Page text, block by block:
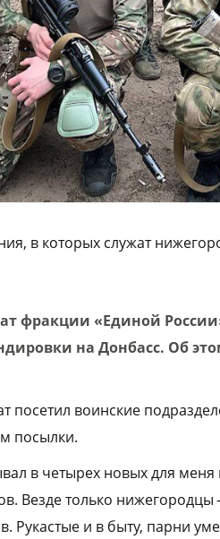
в которых служат
фракции «Единой
на Донбасс. Об
посетил воинские
посылки.
в четырех новых для меня
Везде только
Рукастые и в быту, парни